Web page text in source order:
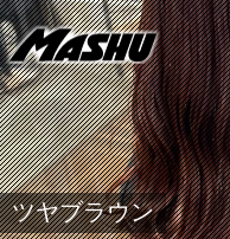
メ
イ
ン
コ
ン
テ
ン
ツ
に
移
ツヤブラウン